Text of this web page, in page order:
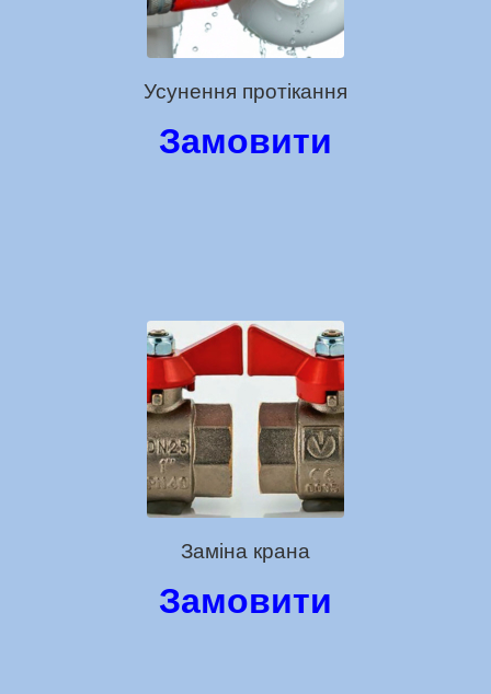
Усунення протікання
Замовити
Заміна крана
Замовити